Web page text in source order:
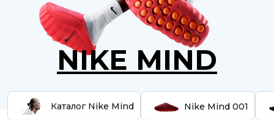
NIKE MIND
Каталог Nike Mind Nike Mind 001